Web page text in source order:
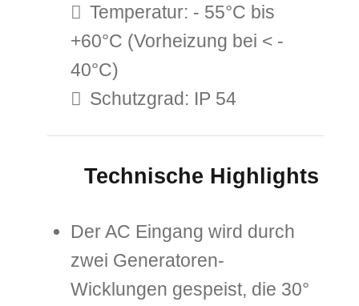
Temperatur: - 55°C bis
+60°C (Vorheizung bei < -
40°C)
Schutzgrad: IP 54
Technische Highlights
Der AC Eingang wird durch
zwei Generatoren-
Wicklungen gespeist, die 30°